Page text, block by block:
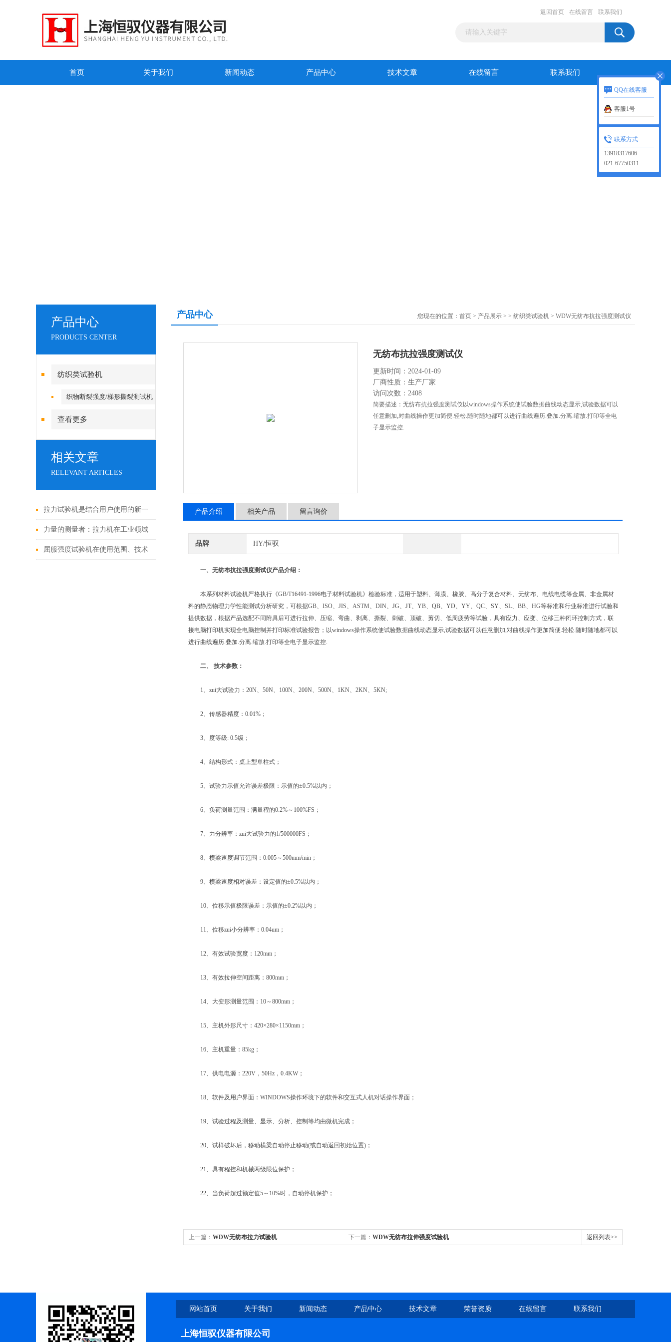
返回首页 在线留言 联系我们
首页 关于我们 新闻动态 产品中心 技术文章 在线留言 联系我们
产品中心
PRODUCTS CENTER
纺织类试验机
织物断裂强度/梯形撕裂测试机
查看更多
相关文章
RELEVANT ARTICLES
拉力试验机是结合用户使用的新一
代产品
力量的测量者：拉力机在工业领域
的重要性
屈服强度试验机在使用范围、技术
产品中心 您现在的位置： 首页 > 产品展示 > > 纺织类试验机 > WDW无纺布抗拉强度测试仪
无纺布抗拉强度测试仪
更新时间：2024-01-09
厂商性质：生产厂家
访问次数：2408
简要描述：无纺布抗拉强度测试仪以windows操作系统使试验数据曲线动态显示,试验数据可以
任意删加,对曲线操作更加简便.轻松.随时随地都可以进行曲线遍历.叠加.分离.缩放.打印等全电
子显示监控.
产品介绍 相关产品 留言询价
品牌 HY/恒驭
一、 无纺布抗拉强度测试仪产品介绍：
本系列材料试验机严格执行《GB/T16491-1996电子材料试验机》检验标准，适用于塑料、薄膜、橡胶、高分子复合材料、无纺布、电线电缆等金属、非金属材
料的静态物理力学性能测试分析研究，可根据GB、ISO、JIS、ASTM、DIN、JG、JT、YB、QB、YD、YY、QC、SY、SL、BB、HG等标准和行业标准进行试验和
提供数据，根据产品选配不同附具后可进行拉伸、压缩、弯曲、剥离、撕裂、刺破、顶破、剪切、低周疲劳等试验，具有应力、应变、位移三种闭环控制方式，联
接电脑打印机实现全电脑控制并打印标准试验报告；以windows操作系统使试验数据曲线动态显示,试验数据可以任意删加,对曲线操作更加简便.轻松.随时随地都可以
进行曲线遍历.叠加.分离.缩放.打印等全电子显示监控.
二、 技术参数：
1、zui大试验力：20N、50N、100N、200N、500N、1KN、2KN、5KN;
2、传感器精度：0.01%；
3、度等级: 0.5级；
4、结构形式：桌上型单柱式；
5、试验力示值允许误差极限：示值的±0.5%以内；
6、负荷测量范围：满量程的0.2%～100%FS；
7、力分辨率：zui大试验力的1/500000FS；
8、横梁速度调节范围：0.005～500mm/min；
9、横梁速度相对误差：设定值的±0.5%以内；
10、位移示值极限误差：示值的±0.2%以内；
11、位移zui小分辨率：0.04um；
12、有效试验宽度：120mm；
13、有效拉伸空间距离：800mm；
14、大变形测量范围：10～800mm；
15、主机外形尺寸：420×280×1150mm；
16、主机重量：85kg；
17、供电电源：220V，50Hz，0.4KW；
18、软件及用户界面：WINDOWS操作环境下的软件和交互式人机对话操作界面；
19、试验过程及测量、显示、分析、控制等均由微机完成；
20、试样破坏后，移动横梁自动停止移动(或自动返回初始位置)；
21、具有程控和机械两级限位保护；
22、当负荷超过额定值5～10%时，自动停机保护；
上一篇： WDW无纺布拉力试验机 下一篇： WDW无纺布拉伸强度试验机 返回列表>>
网站首页 关于我们 新闻动态 产品中心 技术文章 荣誉资质 在线留言 联系我们
上海恒驭仪器有限公司
QQ在线客服
客服1号
联系方式
13918317606
021-67750311